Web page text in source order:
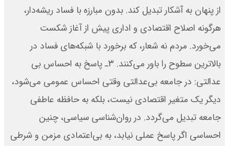
از پنهان به آشکار تبدیل کند. بدون مبارزه با فساد ریشه‌دار،
هرگونه اصلاح اقتصادی و اداری پیش از آغاز شکست
می‌خورد. مردم نه شعار، که برخورد با شبکه‌های فساد در
بالاترین سطوح را باور می‌کنند. ۳ـ پاسخ به احساس بی
عدالتی: در جامعه بی‌عدالتی وقتی احساس عمومی می‌شود،
دیگر یک متغیر اقتصادی نیست، بلکه به حافظه عاطفی
جامعه تبدیل می‌گردد. در روان‌شناسی سیاسی، چنین
احساسی اگر پاسخ عملی نیابد، به بی‌اعتمادی مزمن و شرطی